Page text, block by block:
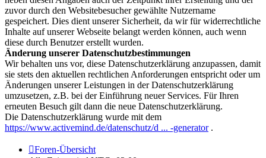
zuvor durch den Websitebesucher gewählte Nutzername
gespeichert. Dies dient unserer Sicherheit, da wir für widerrechtliche
Inhalte auf unserer Webseite belangt werden können, auch wenn
diese durch Benutzer erstellt wurden.
Änderung unserer Datenschutzbestimmungen
Wir behalten uns vor, diese Datenschutzerklärung anzupassen, damit
sie stets den aktuellen rechtlichen Anforderungen entspricht oder um
Änderungen unserer Leistungen in der Datenschutzerklärung
umzusetzen, z.B. bei der Einführung neuer Services. Für Ihren
erneuten Besuch gilt dann die neue Datenschutzerklärung.
Die Datenschutzerklärung wurde mit dem
https://www.activemind.de/datenschutz/d ... -generator.
Foren-Übersicht